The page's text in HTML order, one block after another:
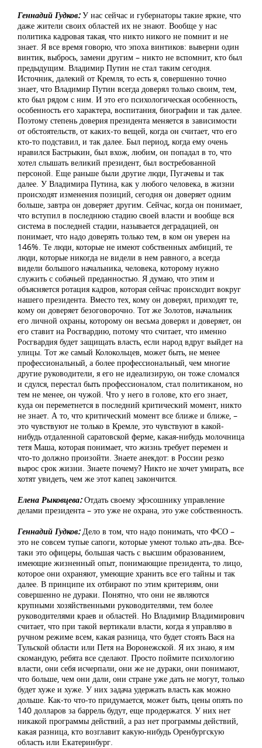
Геннадий Гудков:У нас сейчас и губернаторы такие яркие, что
даже жители своих областей их не знают. Вообще у нас
политика кадровая такая, что никто никого не помнит и не
знает. Я все время говорю, что эпоха винтиков: выверни один
винтик, выбрось, замени другим – никто не вспомнит, кто был
предыдущим. Владимир Путин не стал таким сегодня.
Источник, далекий от Кремля, то есть я, совершенно точно
знает, что Владимир Путин всегда доверял только своим, тем,
кто был рядом с ним. И это его психологическая особенность,
особенность его характера, воспитания, биографии и так далее.
Поэтому степень доверия президента меняется в зависимости
от обстоятельств, от каких-то вещей, когда он считает, что его
кто-то подставил, и так далее. Был период, когда ему очень
нравился Бастрыкин, был вхож, любим, он попадал в то, что
хотел слышать великий президент, был востребованной
персоной. Еще раньше были другие люди, Пугачевы и так
далее. У Владимира Путина, как у любого человека, в жизни
происходят изменения позиций, сегодня он доверяет одним
больше, завтра он доверяет другим. Сейчас, когда он понимает,
что вступил в последнюю стадию своей власти и вообще вся
система в последней стадии, называется деградацией, он
понимает, что надо доверять только тем, в ком он уверен на
146%. Те люди, которые не имеют собственных амбиций, те
люди, которые никогда не видели в нем равного, а всегда
видели большого начальника, человека, которому нужно
служить с собачьей преданностью. Я думаю, что этим и
объясняется ротация кадров, которая сейчас происходит вокруг
нашего президента. Вместо тех, кому он доверял, приходят те,
кому он доверяет безоговорочно. Тот же Золотов, начальник
его личной охраны, которому он весьма доверял и доверяет, он
его ставит на Росгвардию, потому что считает, что именно
Росгвардия будет защищать власть, если народ вдруг выйдет на
улицы. Тот же самый Колокольцев, может быть, не менее
профессиональный, а более профессиональный, чем многие
другие руководители, я его не идеализирую, он тоже сломался
и сдулся, перестал быть профессионалом, стал политиканом, но
тем не менее, он чужой. Что у него в голове, кто его знает,
куда он переметнется в последний критический момент, никто
не знает. А то, что критический момент все ближе и ближе, –
это чувствуют не только в Кремле, это чувствуют в какой-
нибудь отдаленной саратовской ферме, какая-нибудь молочница
тетя Маша, которая понимает, что жизнь требует перемен и
что-то должно произойти. Знаете анекдот: в России резко
вырос срок жизни. Знаете почему? Никто не хочет умирать, все
хотят увидеть, чем же этот капец закончится.
Елена Рыковцева:Отдать своему эфэсошнику управление
делами президента – это уже не охрана, это уже собственность.
Геннадий Гудков:Дело в том, что надо понимать, что ФСО –
это не совсем тупые сапоги, которые умеют только ать-два. Все-
таки это офицеры, большая часть с высшим образованием,
имеющие жизненный опыт, понимающие президента, то лицо,
которое они охраняют, умеющие хранить все его тайны и так
далее. В принципе их отбирают по этим критериям, они
совершенно не дураки. Понятно, что они не являются
крупными хозяйственными руководителями, тем более
руководителями краев и областей. Но Владимир Владимирович
считает, что при такой вертикали власти, когда я управляю в
ручном режиме всем, какая разница, что будет стоять Вася на
Тульской области или Петя на Воронежской. Я их знаю, я им
скомандую, ребята все сделают. Просто поймите психологию
власти, они себя исчерпали, они же не дураки, они понимают,
что больше, чем они дали, они стране уже дать не могут, только
будет хуже и хуже. У них задача удержать власть как можно
дольше. Как-то что-то придумается, может быть, цены опять по
140 долларов за баррель будут, еще продержатся. У них нет
никакой программы действий, а раз нет программы действий,
какая разница, кто возглавит какую-нибудь Оренбургскую
область или Екатеринбург.